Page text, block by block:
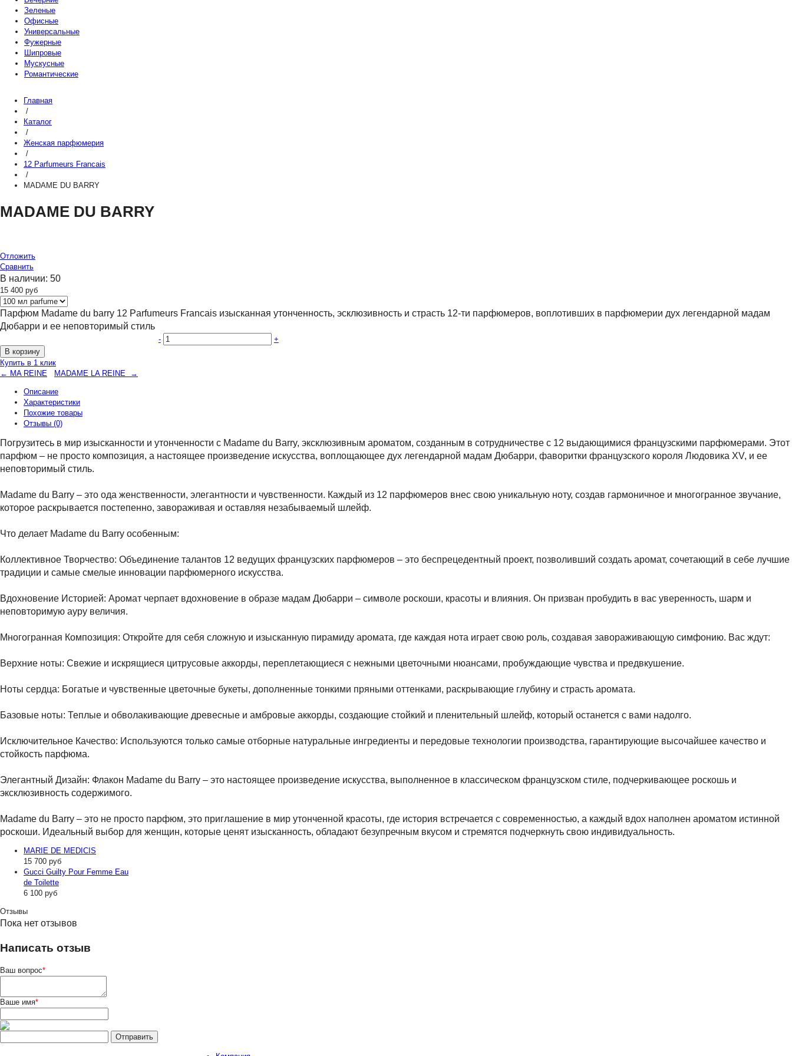
Зеленые
Офисные
Универсальные
Фужерные
Шипровые
Мускусные
Романтические
Главная
/
Каталог
/
Женская парфюмерия
/
12 Parfumeurs Francais
/
MADAME DU BARRY
MADAME DU BARRY
Отложить
Сравнить
В наличии: 50
15 400 руб
Парфюм Madame du barry 12 Parfumeurs Francais изысканная утонченность, эсклюзивность и страсть 12-ти парфюмеров, воплотивших в парфюмерии дух легендарной мадам
Дюбарри и ее неповторимый стиль
-
+
В корзину
Купить в 1 клик
← MA REINE
MADAME LA REINE →
Описание
Характеристики
Похожие товары
Отзывы (0)
Погрузитесь в мир изысканности и утонченности с Madame du Barry, эксклюзивным ароматом, созданным в сотрудничестве с 12 выдающимися французскими парфюмерами. Этот
парфюм – не просто композиция, а настоящее произведение искусства, воплощающее дух легендарной мадам Дюбарри, фаворитки французского короля Людовика XV, и ее
неповторимый стиль.
Madame du Barry – это ода женственности, элегантности и чувственности. Каждый из 12 парфюмеров внес свою уникальную ноту, создав гармоничное и многогранное звучание,
которое раскрывается постепенно, завораживая и оставляя незабываемый шлейф.
Что делает Madame du Barry особенным:
Коллективное Творчество: Объединение талантов 12 ведущих французских парфюмеров – это беспрецедентный проект, позволивший создать аромат, сочетающий в себе лучшие
традиции и самые смелые инновации парфюмерного искусства.
Вдохновение Историей: Аромат черпает вдохновение в образе мадам Дюбарри – символе роскоши, красоты и влияния. Он призван пробудить в вас уверенность, шарм и
неповторимую ауру величия.
Многогранная Композиция: Откройте для себя сложную и изысканную пирамиду аромата, где каждая нота играет свою роль, создавая завораживающую симфонию. Вас ждут:
Верхние ноты: Свежие и искрящиеся цитрусовые аккорды, переплетающиеся с нежными цветочными нюансами, пробуждающие чувства и предвкушение.
Ноты сердца: Богатые и чувственные цветочные букеты, дополненные тонкими пряными оттенками, раскрывающие глубину и страсть аромата.
Базовые ноты: Теплые и обволакивающие древесные и амбровые аккорды, создающие стойкий и пленительный шлейф, который останется с вами надолго.
Исключительное Качество: Используются только самые отборные натуральные ингредиенты и передовые технологии производства, гарантирующие высочайшее качество и
стойкость парфюма.
Элегантный Дизайн: Флакон Madame du Barry – это настоящее произведение искусства, выполненное в классическом французском стиле, подчеркивающее роскошь и
эксклюзивность содержимого.
Madame du Barry – это не просто парфюм, это приглашение в мир утонченной красоты, где история встречается с современностью, а каждый вдох наполнен ароматом истинной
роскоши. Идеальный выбор для женщин, которые ценят изысканность, обладают безупречным вкусом и стремятся подчеркнуть свою индивидуальность.
MARIE DE MEDICIS
15 700 руб
Gucci Guilty Pour Femme Eau
de Toilette
6 100 руб
Отзывы
Пока нет отзывов
Написать отзыв
Ваш вопрос*
Ваше имя*